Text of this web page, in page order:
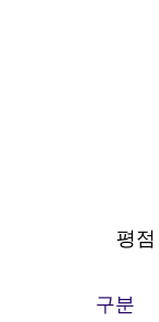
평
구분